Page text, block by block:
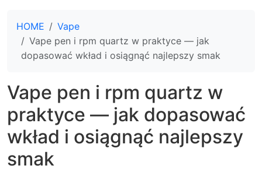
HOME
Vape
Vape pen i rpm quartz w praktyce — jak
dopasować wkład i osiągnąć najlepszy smak
Vape pen i rpm quartz w
praktyce — jak dopasować
wkład i osiągnąć najlepszy
smak